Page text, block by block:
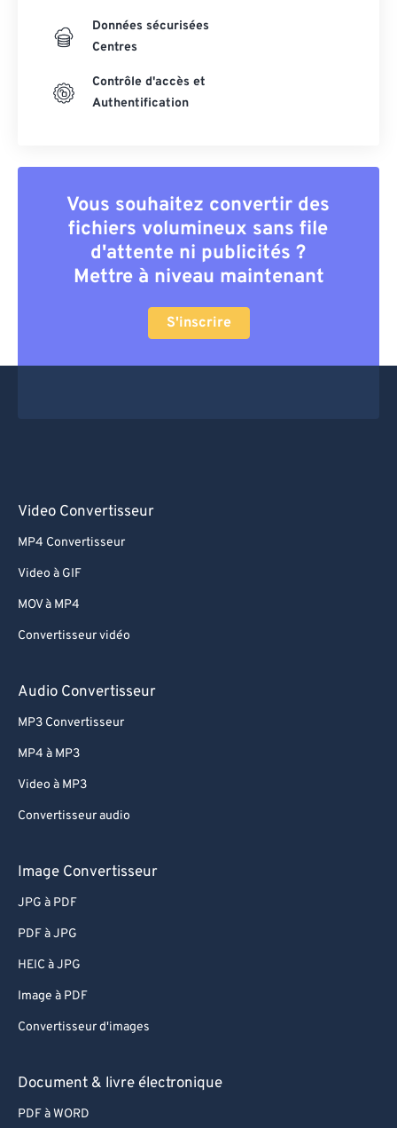
Données sécurisées
Centres
Contrôle d'accès et
Authentification
Vous souhaitez convertir des
fichiers volumineux sans file
d'attente ni publicités ?
Mettre à niveau maintenant
S'inscrire
Video Convertisseur
MP4 Convertisseur
Video à GIF
MOV à MP4
Convertisseur vidéo
Audio Convertisseur
MP3 Convertisseur
MP4 à MP3
Video à MP3
Convertisseur audio
Image Convertisseur
JPG à PDF
PDF à JPG
HEIC à JPG
Image à PDF
Convertisseur d'images
Document & livre électronique
PDF à WORD